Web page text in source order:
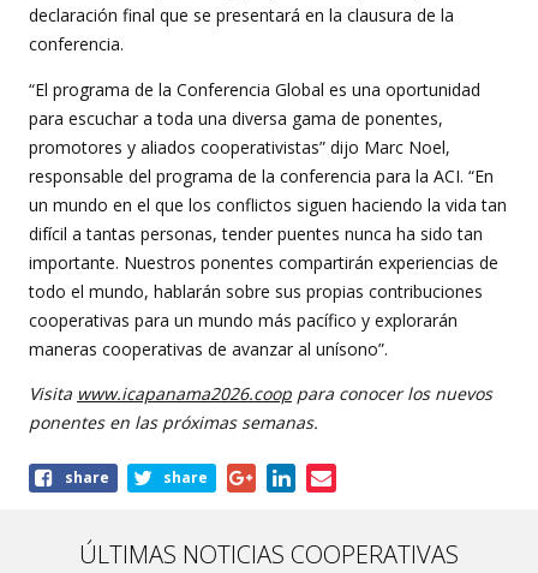
declaración final que se presentará en la clausura de la
conferencia.
“El programa de la Conferencia Global es una oportunidad
para escuchar a toda una diversa gama de ponentes,
promotores y aliados cooperativistas” dijo Marc Noel,
responsable del programa de la conferencia para la ACI. “En
un mundo en el que los conflictos siguen haciendo la vida tan
difícil a tantas personas, tender puentes nunca ha sido tan
importante. Nuestros ponentes compartirán experiencias de
todo el mundo, hablarán sobre sus propias contribuciones
cooperativas para un mundo más pacífico y explorarán
maneras cooperativas de avanzar al unísono”.
Visita www.icapanama2026.coop para conocer los nuevos
ponentes en las próximas semanas.
Shareshare share
ÚLTIMAS NOTICIAS COOPERATIVAS